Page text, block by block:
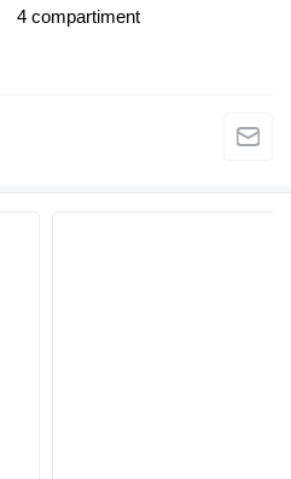
4 compartiment